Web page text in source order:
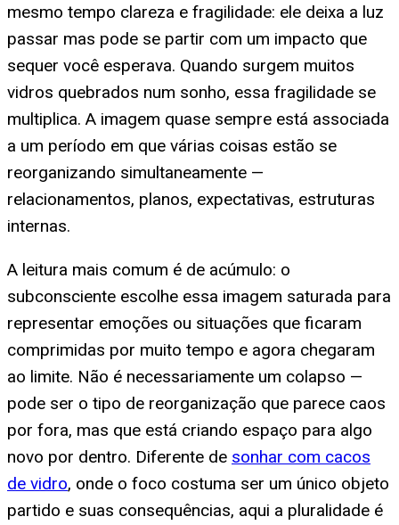
mesmo tempo clareza e fragilidade: ele deixa a luz
passar mas pode se partir com um impacto que
sequer você esperava. Quando surgem muitos
vidros quebrados num sonho, essa fragilidade se
multiplica. A imagem quase sempre está associada
a um período em que várias coisas estão se
reorganizando simultaneamente —
relacionamentos, planos, expectativas, estruturas
internas.
A leitura mais comum é de acúmulo: o
subconsciente escolhe essa imagem saturada para
representar emoções ou situações que ficaram
comprimidas por muito tempo e agora chegaram
ao limite. Não é necessariamente um colapso —
pode ser o tipo de reorganização que parece caos
por fora, mas que está criando espaço para algo
novo por dentro. Diferente de sonhar com cacos
de vidro, onde o foco costuma ser um único objeto
partido e suas consequências, aqui a pluralidade é